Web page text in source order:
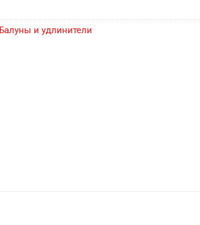
Балуны и удлинители